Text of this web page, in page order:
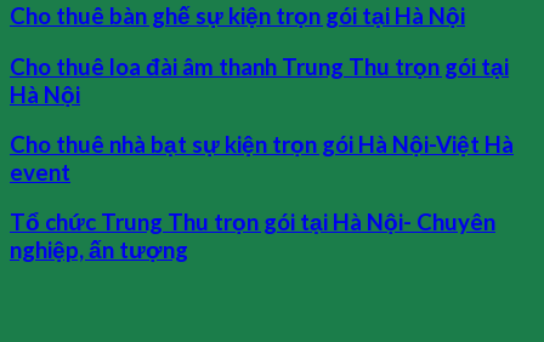
Cho thuê bàn ghế sự kiện trọn gói tại Hà Nội
Cho thuê loa đài âm thanh Trung Thu trọn gói tại
Hà Nội
Cho thuê nhà bạt sự kiện trọn gói Hà Nội-Việt Hà
event
Tổ chức Trung Thu trọn gói tại Hà Nội- Chuyên
nghiệp, ấn tượng